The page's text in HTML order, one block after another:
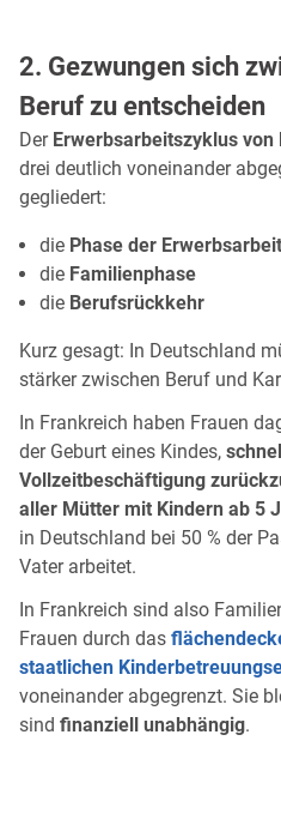
2. Gezwungen sich
Beruf zu entscheiden
Der Erwerbsarbeitszyklus von
drei deutlich voneinander
gegliedert:
die Phase der Erwerbsarbeit
die Familienphase
die Berufsrückkehr
Kurz gesagt: In Deutschland
stärker zwischen Beruf und
In Frankreich haben Frauen
der Geburt eines Kindes,
Vollzeitbeschäftigung
aller Mütter mit Kindern ab 5
in Deutschland bei 50 % der
Vater arbeitet.
In Frankreich sind also
Frauen durch das
staatlichen
voneinander abgegrenzt. Sie
sind finanziell unabhängig.